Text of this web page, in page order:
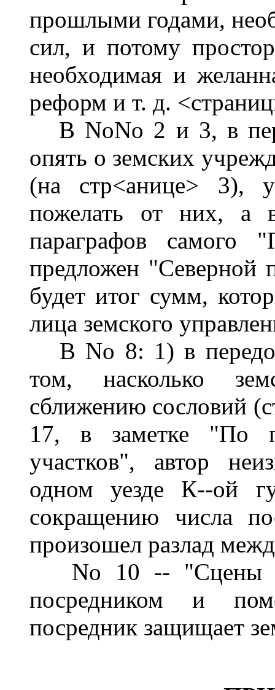
прошлыми годами,
сил, и потому
необходимая и
реформ и т. д.
В NoNo 2 и 3, в
опять о земских
(на стр<анице> 3),
пожелать от них, а
параграфов самого
предложен "Северной
будет итог сумм,
лица земского
В No 8: 1) в
том, насколько
сближению сословий
17, в заметке "По
участков", автор
одном уезде К--ой
сокращению числа
произошел разлад
No 10 -- "Сцены
посредником и
посредник защищает